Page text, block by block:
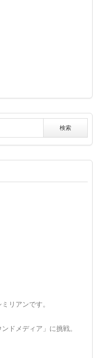
リアンです。
ンドメディア」に挑戦。